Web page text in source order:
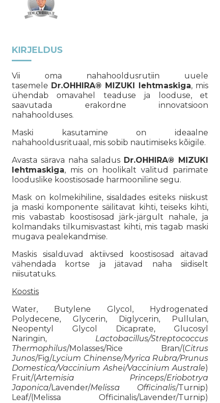
KIRJELDUS
Vii oma nahahooldusrutiin uuele
tasemele Dr.OHHIRA® MIZUKI lehtmaskiga, mis
ühendab omavahel teaduse ja looduse, et
saavutada erakordne innovatsioon
nahahoolduses.
Maski kasutamine on ideaalne
nahahooldusrituaal, mis sobib nautimiseks kõigile.
Avasta särava naha saladus Dr.OHHIRA® MIZUKI
lehtmaskiga, mis on hoolikalt valitud parimate
looduslike koostisosade harmooniline segu.
Mask on kolmekihiline, sisaldades esiteks niiskust
ja maski komponente säilitavat kihti, teiseks kihti,
mis vabastab koostisosad järk-järgult nahale, ja
kolmandaks tilkumisvastast kihti, mis tagab maski
mugava pealekandmise.
Maskis sisalduvad aktiivsed koostisosad aitavad
vähendada kortse ja jätavad naha siidiselt
niisutatuks.
Koostis
Water, Butylene Glycol, Hydrogenated
Polydecene, Glycerin, Diglycerin, Pullulan,
Neopentyl Glycol Dicaprate, Glucosyl
Naringin, Lactobacillus/Streptococcus
Thermophilus/Molasses/Rice Bran/(Citrus
Junos/Fig/Lycium Chinense/Myrica Rubra/Prunus
Domestica/Vaccinium Ashei/Vaccinium Australe)
Fruit/(Artemisia Princeps/Eriobotrya
Japonica/Lavender/Melissa Officinalis/Turnip)
Leaf/(Melissa Officinalis/Lavender/Turnip)